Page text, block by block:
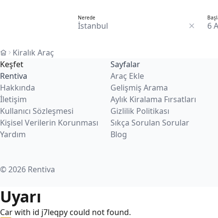
Nerede
6
Kiralık Araç
Keşfet
Rentiva
Hakkında
İletişim
Kullanıcı Sözleşmesi
Kişisel Verilerin Korunması
Yardım
Sayfalar
Araç Ekle
Gelişmiş Arama
Aylık Kiralama Fırsatları
Gizlilik Politikası
Sıkça Sorulan Sorular
Blog
© 2026 Rentiva
Uyarı
Car with id j7leqpy could not found.